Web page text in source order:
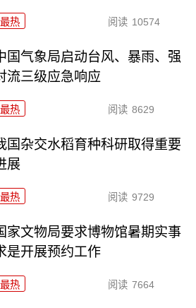
最热 阅读 10574
国气象局启动台风、暴雨、强
流三级应急响应
最热 阅读 8629
国杂交水稻育种科研取得重要
展
最热 阅读 9729
家文物局要求博物馆暑期实事
是开展预约工作
最热 阅读 7664